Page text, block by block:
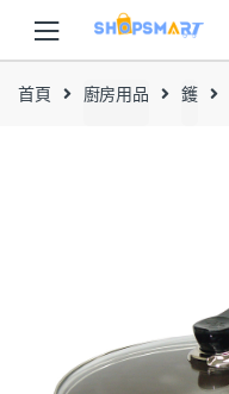
navigation
content
首頁 廚房用品 鑊